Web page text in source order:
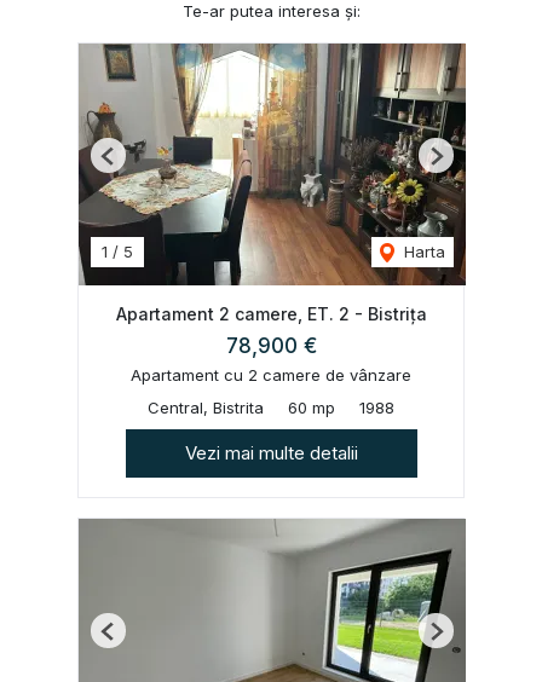
Te-ar putea interesa și:
1 / 5 Harta
Previous Next
Apartament 2 camere, ET. 2 - Bistrița
78,900 €
Apartament cu 2 camere de vânzare
Central, Bistrita
60 mp 1988
Vezi mai multe detalii
Previous Next